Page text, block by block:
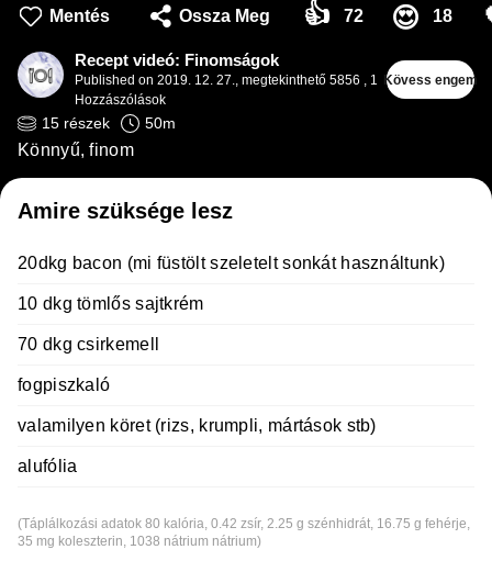
Mentés Ossza Meg 👍 72 😍 18
Recept videó: Finomságok
Published on 2019. 12. 27., megtekinthető 5856 , 1
Hozzászólások
Kövess engem
15 részek 50m
Könnyű, finom
Amire szüksége lesz
20dkg bacon (mi füstölt szeletelt sonkát használtunk)
10 dkg tömlős sajtkrém
70 dkg csirkemell
fogpiszkaló
valamilyen köret (rizs, krumpli, mártások stb)
alufólia
(Táplálkozási adatok 80 kalória, 0.42 zsír, 2.25 g szénhidrát, 16.75 g fehérje,
35 mg koleszterin, 1038 nátrium nátrium)